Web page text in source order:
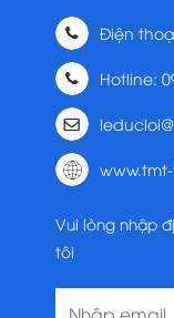
Điện
Hotline:
Vui lòng nhập
tôi